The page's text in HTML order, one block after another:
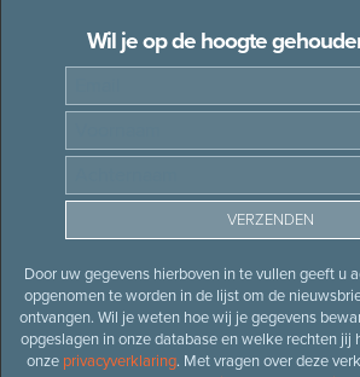
Wil je op de hoogte
Door uw gegevens hierboven in te vullen geeft u
opgenomen te worden in de lijst om de
ontvangen. Wil je weten hoe wij je gegevens
opgeslagen in onze database en welke rechten jij
onze privacyverklaring. Met vragen over deze